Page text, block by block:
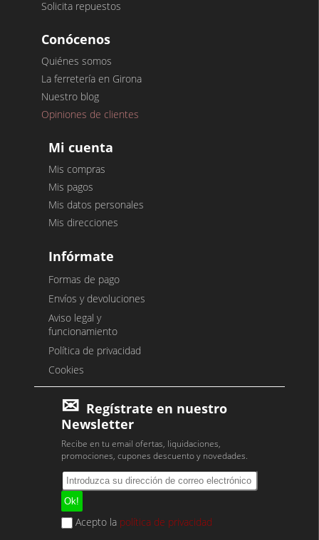
Solicita repuestos
Conócenos
Quiénes somos
La ferretería en Girona
Nuestro blog
Opiniones de clientes
Mi cuenta
Mis compras
Mis pagos
Mis datos personales
Mis direcciones
Infórmate
Formas de pago
Envíos y devoluciones
Aviso legal y
funcionamiento
Política de privacidad
Cookies
Regístrate en nuestro
Newsletter
Recibe en tu email ofertas, liquidaciones,
promociones, cupones descuento y novedades.
Acepto la política de privacidad